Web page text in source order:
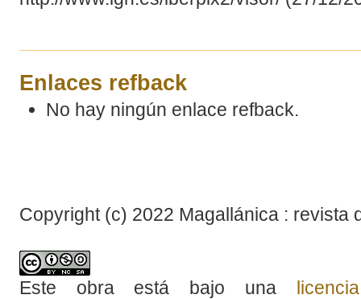
Enlaces refback
No hay ningún enlace refback.
Copyright (c) 2022 Magallánica : revista
Este obra está bajo una